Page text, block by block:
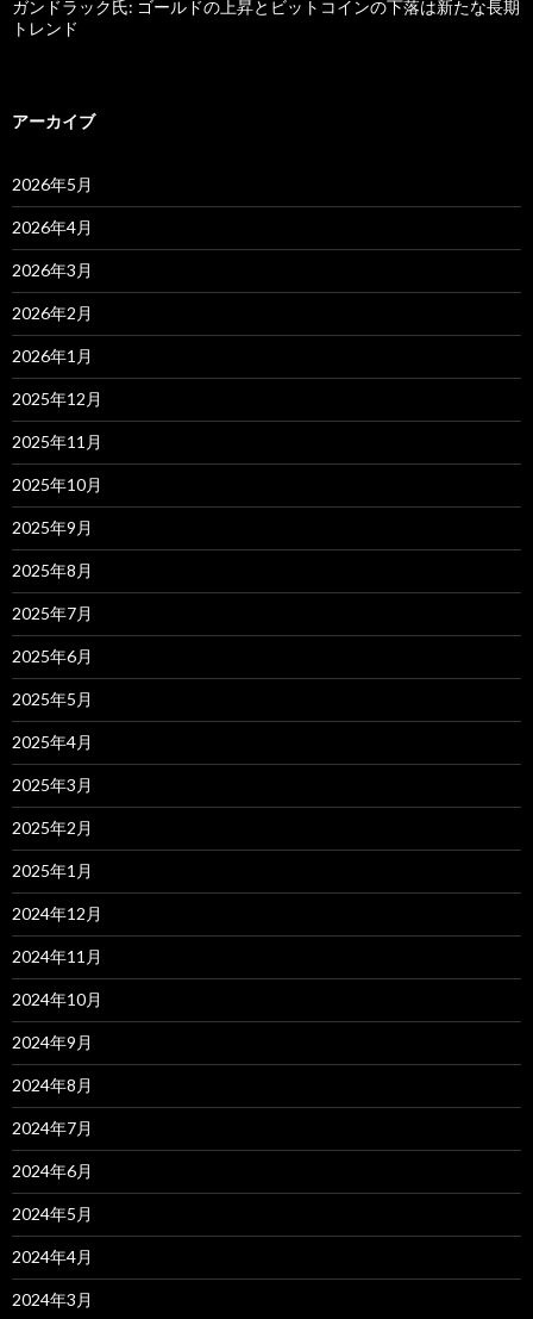
ガンドラック氏: ゴールドの上昇とビットコインの下落は新たな長期
トレンド
アーカイブ
2026年5月
2026年4月
2026年3月
2026年2月
2026年1月
2025年12月
2025年11月
2025年10月
2025年9月
2025年8月
2025年7月
2025年6月
2025年5月
2025年4月
2025年3月
2025年2月
2025年1月
2024年12月
2024年11月
2024年10月
2024年9月
2024年8月
2024年7月
2024年6月
2024年5月
2024年4月
2024年3月